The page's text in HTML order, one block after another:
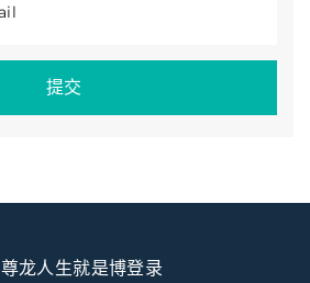
提交
龙人生就是博登录